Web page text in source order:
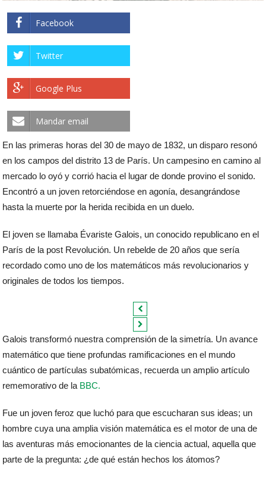
Facebook
Twitter
Google Plus
Mandar email
En las primeras horas del 30 de mayo de 1832, un disparo resonó
en los campos del distrito 13 de París. Un campesino en camino al
mercado lo oyó y corrió hacia el lugar de donde provino el sonido.
Encontró a un joven retorciéndose en agonía, desangrándose
hasta la muerte por la herida recibida en un duelo.
El joven se llamaba Évariste Galois, un conocido republicano en el
París de la post Revolución. Un rebelde de 20 años que sería
recordado como uno de los matemáticos más revolucionarios y
originales de todos los tiempos.
Galois transformó nuestra comprensión de la simetría. Un avance
matemático que tiene profundas ramificaciones en el mundo
cuántico de partículas subatómicas, recuerda un amplio artículo
rememorativo de la BBC.
Fue un joven feroz que luchó para que escucharan sus ideas; un
hombre cuya una amplia visión matemática es el motor de una de
las aventuras más emocionantes de la ciencia actual, aquella que
parte de la pregunta: ¿de qué están hechos los átomos?